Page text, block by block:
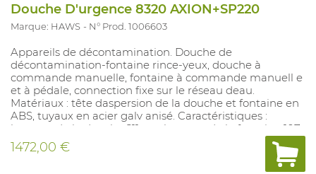
Douche D'urgence 8320 AXION+SP220
Marque: HAWS N° Prod. 1006603
Appareils de décontamination. Douche de
décontamination-fontaine rince-yeux, douche à
commande manuelle, fontaine à commande manuell e
et à pédale, connection fixe sur le réseau deau.
Matériaux : tête daspersion de la douche et fontaine en
ABS, tuyaux en acier galv anisé. Caractéristiques :
hauteur de la douche 211 cm, hauteur de la fontaine 107
cm, douche avec poignée de commande, fontaine avec
poussoir et commande à pédale, couvercle anti-
poussières, tuyau enroulé dune bande de signalisation
1472,00 €